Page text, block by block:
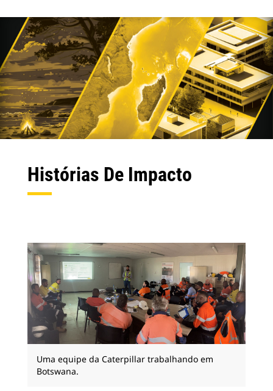
Histórias De Impacto
Uma equipe da Caterpillar trabalhando em
Botswana.